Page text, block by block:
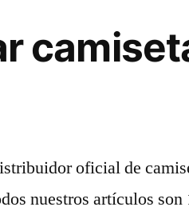
oficial de
nuestros artículos